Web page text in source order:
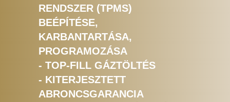
RENDSZER (TPMS)
BEÉPÍTÉSE,
KARBANTARTÁSA,
PROGRAMOZÁSA
- TOP-FILL GÁZTÖLTÉS
- KITERJESZTETT
ABRONCSGARANCIA